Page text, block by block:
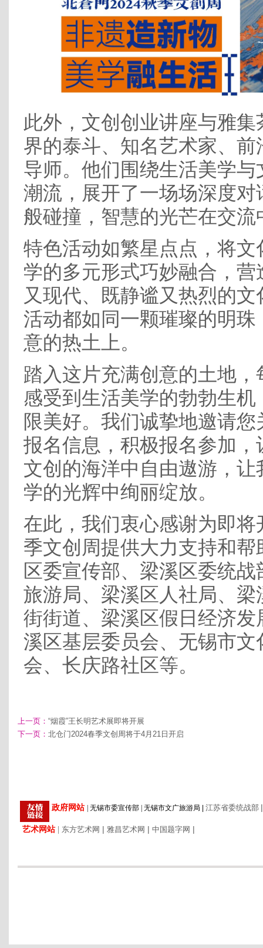
此外，文创创业讲座与雅
界的泰斗、知名艺术家、
导师。他们围绕生活美学
潮流，展开了一场场深度
般碰撞，智慧的光芒在交流
特色活动如繁星点点，将
学的多元形式巧妙融合，
又现代、既静谧又热烈的
活动都如同一颗璀璨的明
意的热土上。
踏入这片充满创意的土地
感受到生活美学的勃勃生
限美好。我们诚挚地邀请
报名信息，积极报名参加
文创的海洋中自由遨游，
学的光辉中绚丽绽放。
在此，我们衷心感谢为即
季文创周提供大力支持和
区委宣传部、梁溪区委统
旅游局、梁溪区人社局、
街街道、梁溪区假日经济
溪区基层委员会、无锡市文
会、长庆路社区等。
上一页： “烟霞”王长明艺术展即将开展
下一页： 北仓门2024春季文创周将于4月21日开启
政府网站 无锡市委宣传部 无锡市文广旅游局 江苏省委统战部 |
艺术网站 东方艺术网 | 雅昌艺术网 | 中国题字网 |